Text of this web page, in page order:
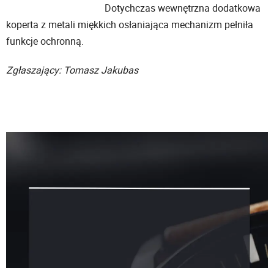
Dotychczas wewnętrzna dodatkowa
koperta z metali miękkich osłaniająca mechanizm pełniła
funkcje ochronną.
Zgłaszający: Tomasz Jakubas